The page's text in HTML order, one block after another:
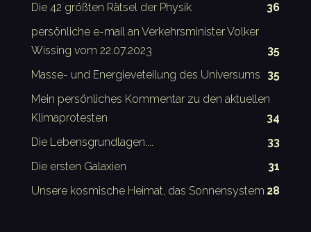
Die 42 größten Rätsel der Physik
36
persönliche e-mail an Verkehrsminister Volker
Wissing vom 22.07.2023
35
Masse- und Energieveteilung des Universums
35
Mein persönliches Kommentar zu den aktuellen
Klimaprotesten
34
Die Lebensgrundlagen....
33
Die ersten Galaxien
31
Unsere kosmische Heimat, das Sonnensystem 28